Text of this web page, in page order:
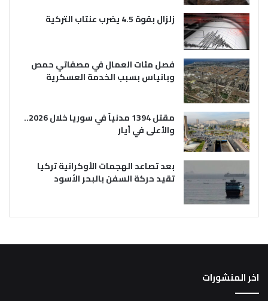
زلزال بقوة 4.5 يضرب عنتاب التركية
فصل مئات العمال في مصفاتي حمص
وبانياس بسبب الخدمة العسكرية
مقتل 1394 مدنياً في سوريا خلال 2026..
والأعلى في أيار
بعد تصاعد الهجمات الأوكرانية تركيا
تقيد حركة السفن بالبحر الأسود
اخر المنشورات